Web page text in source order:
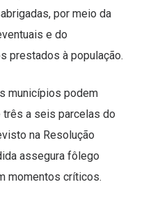
por meio da
e do
prestados à população.
municípios podem
a seis parcelas do
na Resolução
assegura fôlego
momentos críticos.